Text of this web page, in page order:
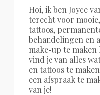
Hoi, ik ben Joyce
terecht voor
tattoos,
behandelingen en
make-up te
vind je van alles
en tattoos te
een afspraak te
van je!